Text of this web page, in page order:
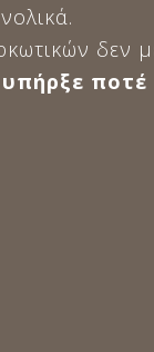
δεν
ποτέ